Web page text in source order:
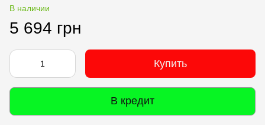
В наличии
5 694 грн
Купить
В кредит